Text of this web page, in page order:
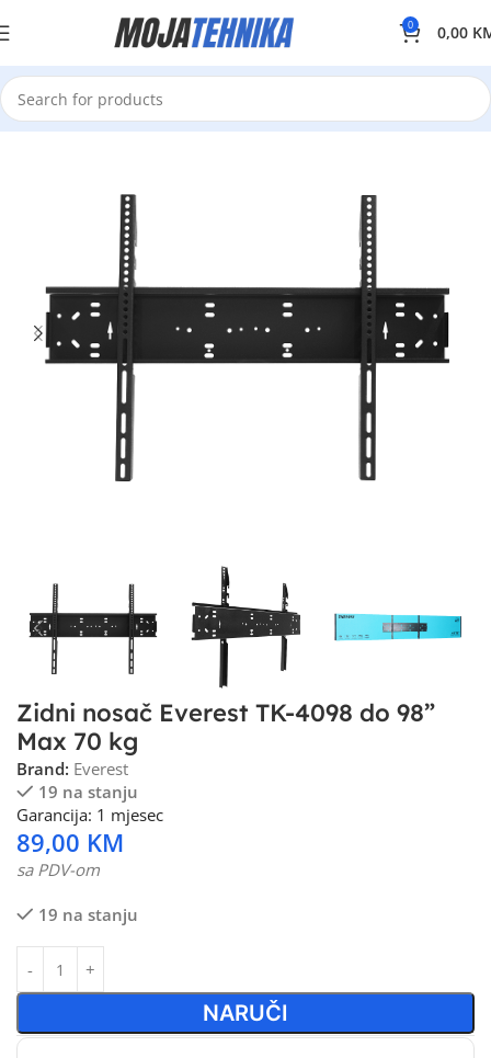
0 0,00
Zidni nosač Everest TK-4098 do 98”
Max 70 kg
Brand: Everest
19 na stanju
Garancija: 1 mjesec
89,00 KM
sa PDV-om
19 na stanju
NARUČI